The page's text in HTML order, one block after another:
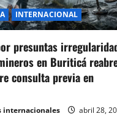
INTERNACIONAL
presuntas
en Buriticá
consulta previa en
internacionales
abril 28,